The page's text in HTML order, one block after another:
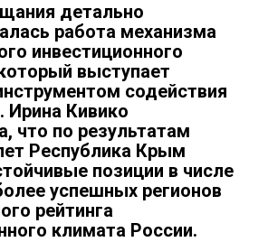
детально
работа механизма
инвестиционного
выступает
содействия
Ирина Кивико
что по результатам
Республика Крым
позиции в числе
успешных регионов
рейтинга
климата России.